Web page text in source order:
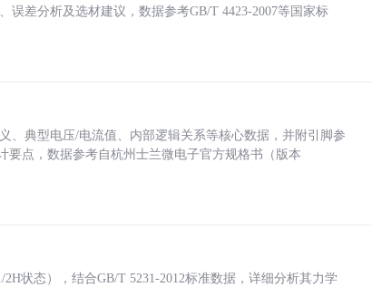
误差分析及选材建议，数据参考GB/T 4423-2007等国家标
、典型电压/电流值、内部逻辑关系等核心数据，并附引脚参
点，数据参考自杭州士兰微电子官方规格书（版本
状态），结合GB/T 5231-2012标准数据，详细分析其力学